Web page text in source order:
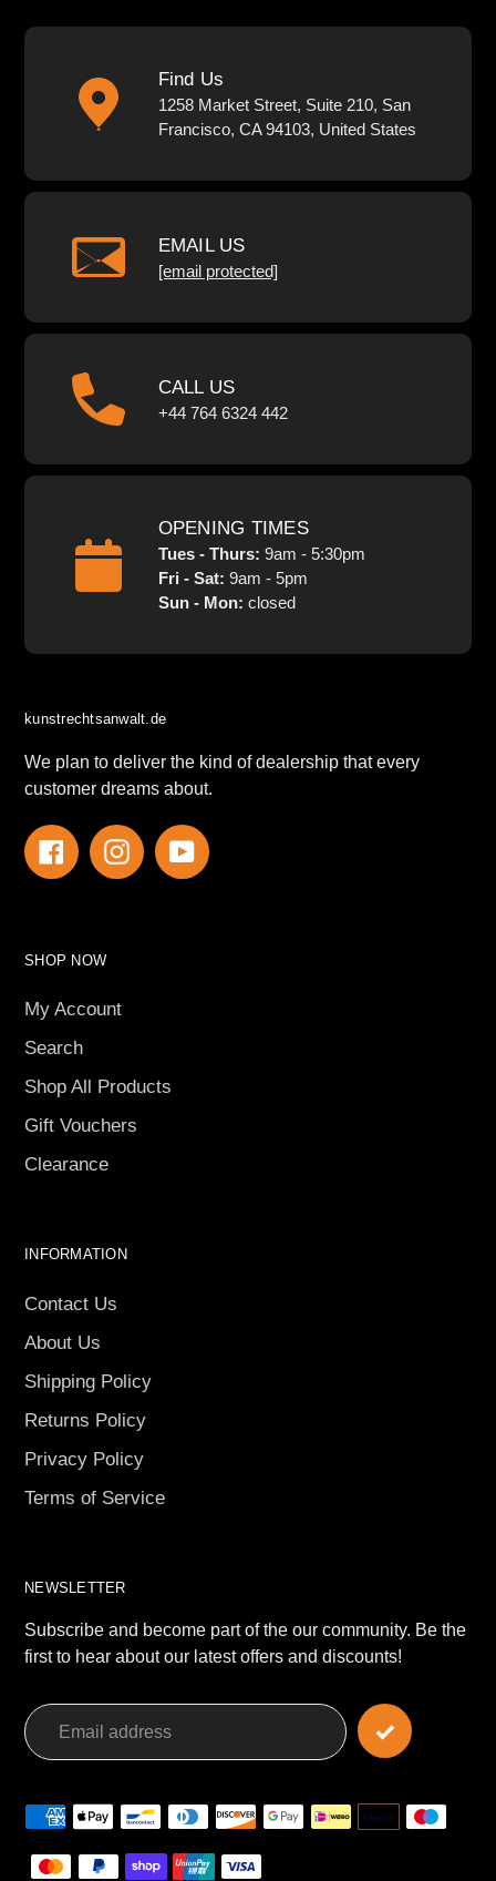
Find Us
1258 Market Street, Suite 210, San
Francisco, CA 94103, United States
EMAIL US
[email protected]
CALL US
+44 764 6324 442
OPENING TIMES
Tues - Thurs: 9am - 5:30pm
Fri - Sat: 9am - 5pm
Sun - Mon: closed
kunstrechtsanwalt.de
We plan to deliver the kind of dealership that every
customer dreams about.
FacebookInstagramYouTube
SHOP NOW
My Account
Search
Shop All Products
Gift Vouchers
Clearance
INFORMATION
Contact Us
About Us
Shipping Policy
Returns Policy
Privacy Policy
Terms of Service
NEWSLETTER
Subscribe and become part of the our community. Be the
first to hear about our latest offers and discounts!
Payment
methods